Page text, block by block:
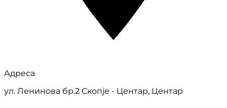
Адреса
ул. Ленинова бр.2 Скопје - Центар, Центар